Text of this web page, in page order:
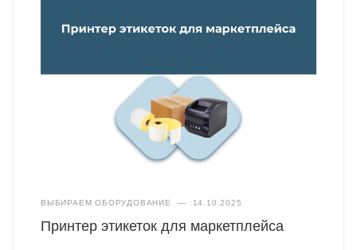
ВЫБИРАЕМ ОБОРУДОВАНИЕ — 14.10.2025
Принтер этикеток для маркетплейса